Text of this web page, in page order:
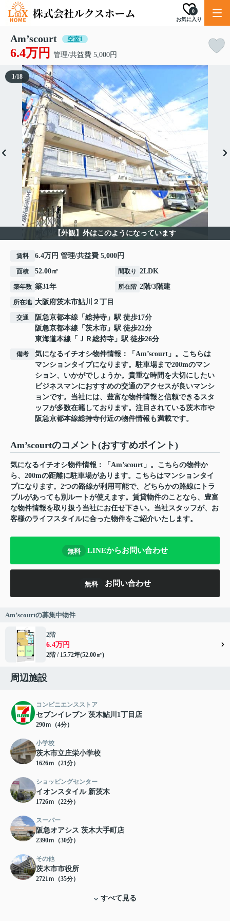
お気に入り
0
Am’scourt 空室1
6.4万円 管理/共益費 5,000円
【外観】外はこのようになっています
1/18
賃料 6.4万円 管理/共益費 5,000円
面積 52.00㎡ 間取り 2LDK
築年数 築31年 所在階 2階/3階建
所在地 大阪府茨木市鮎川 ２丁目
交通 阪急京都本線 「 総持寺 」駅 徒歩17分
阪急京都本線 「 茨木市 」駅 徒歩22分
東海道本線 「 ＪＲ総持寺 」駅 徒歩26分
備考
気になるイチオシ物件情報：「Am’scourt」。こちらは
マンションタイプになります。駐車場まで200mのマン
ション、いかがでしょうか。貴重な時間を大切にしたい
ビジネスマンにおすすめの交通のアクセスが良いマンシ
ョンです。当社には、豊富な物件情報と信頼できるスタ
ッフが多数在籍しております。注目されている茨木市や
阪急京都本線総持寺付近の物件情報も満載です。
Am’scourtのコメント(おすすめポイント)
気になるイチオシ物件情報：「Am’scourt」。こちらの物件か
ら、200mの距離に駐車場があります。こちらはマンションタイ
プになります。2つの路線が利用可能で、どちらかの路線にトラ
ブルがあっても別ルートが使えます。賃貸物件のことなら、豊富
な物件情報を取り扱う当社にお任せ下さい。当社スタッフが、お
客様のライフスタイルに合った物件をご紹介いたします。
無料 LINEからお問い合わせ
無料 お問い合わせ
Am’scourtの募集中物件
2階
6.4万円
2階 / 15.72坪(52.00㎡)
周辺施設
コンビニエンスストア
セブンイレブン 茨木鮎川1丁目店
290ｍ（4分）
小学校
茨木市立庄栄小学校
1626ｍ（21分）
ショッピングセンター
イオンスタイル 新茨木
1726ｍ（22分）
スーパー
阪急オアシス 茨木大手町店
2390ｍ（30分）
その他
茨木市市役所
2721ｍ（35分）
すべて見る